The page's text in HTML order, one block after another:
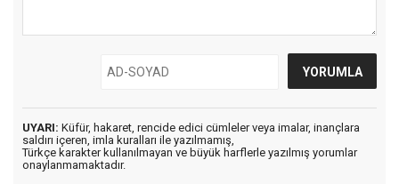
UYARI: Küfür, hakaret, rencide edici cümleler veya imalar, inançlara
saldırı içeren, imla kuralları ile yazılmamış,
Türkçe karakter kullanılmayan ve büyük harflerle yazılmış yorumlar
onaylanmamaktadır.